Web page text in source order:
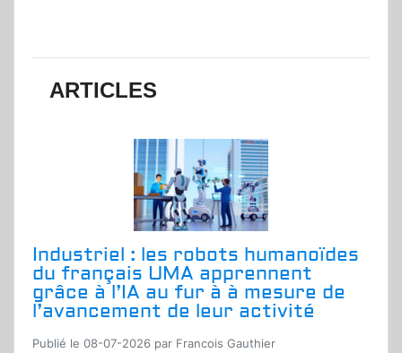
ARTICLES
Industriel : les robots humanoïdes
du français UMA apprennent
grâce à l’IA au fur à à mesure de
l’avancement de leur activité
Publié le 08-07-2026 par Francois Gauthier